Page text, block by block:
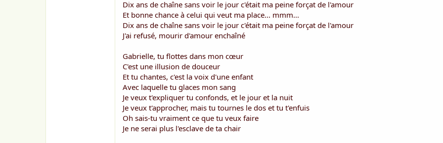
Dix ans de chaîne sans voir le jour c'était ma peine forçat de l'amour
Et bonne chance à celui qui veut ma place... mmm...
Dix ans de chaîne sans voir le jour c'était ma peine forçat de l'amour
J'ai refusé, mourir d'amour enchaîné
Gabrielle, tu flottes dans mon cœur
C'est une illusion de douceur
Et tu chantes, c'est la voix d'une enfant
Avec laquelle tu glaces mon sang
Je veux t'expliquer tu confonds, et le jour et la nuit
Je veux t'approcher, mais tu tournes le dos et tu t'enfuis
Oh sais-tu vraiment ce que tu veux faire
Je ne serai plus l'esclave de ta chair